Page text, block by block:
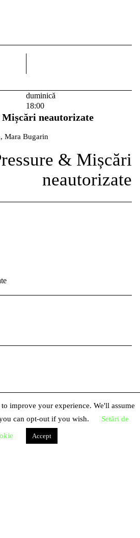
duminică
18:00
neautorizate
Mara Bugarin
improve your experience. We'll assume
can opt-out if you wish.
Setări de
Accept